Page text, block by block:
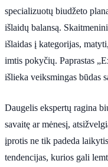
specializuotų biudžeto
išlaidų balansą.
išlaidas į kategorijas,
imtis pokyčių. Paprastas
išlieka veiksmingas būdas
Daugelis ekspertų ragina
savaitę ar mėnesį,
įprotis ne tik padeda
tendencijas, kurios gali